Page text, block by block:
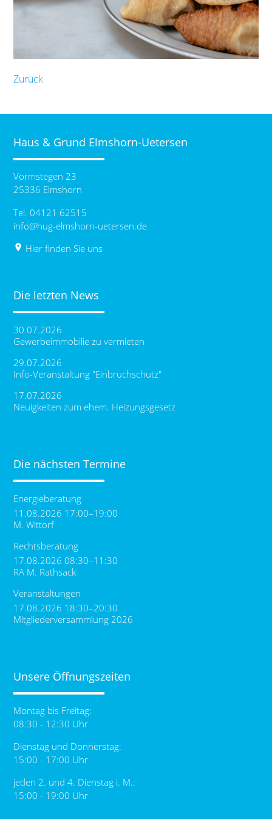
Zurück
Haus & Grund Elmshorn-Uetersen
Vormstegen 23
25336 Elmshorn
Tel. 04121 62515
info@hug-elmshorn-uetersen.de
place Hier finden Sie uns
Die letzten News
30.07.2026
Gewerbeimmobilie zu vermieten
29.07.2026
Info-Veranstaltung "Einbruchschutz"
17.07.2026
Neuigkeiten zum ehem. Heizungsgesetz
Die nächsten Termine
Energieberatung
11.08.2026 17:00–19:00
M. Wittorf
Rechtsberatung
17.08.2026 08:30–11:30
RA M. Rathsack
Veranstaltungen
17.08.2026 18:30–20:30
Mitgliederversammlung 2026
Unsere Öffnungszeiten
Montag bis Freitag:
08:30 - 12:30 Uhr
Dienstag und Donnerstag:
15:00 - 17:00 Uhr
jeden 2. und 4. Dienstag i. M.:
15:00 - 19:00 Uhr